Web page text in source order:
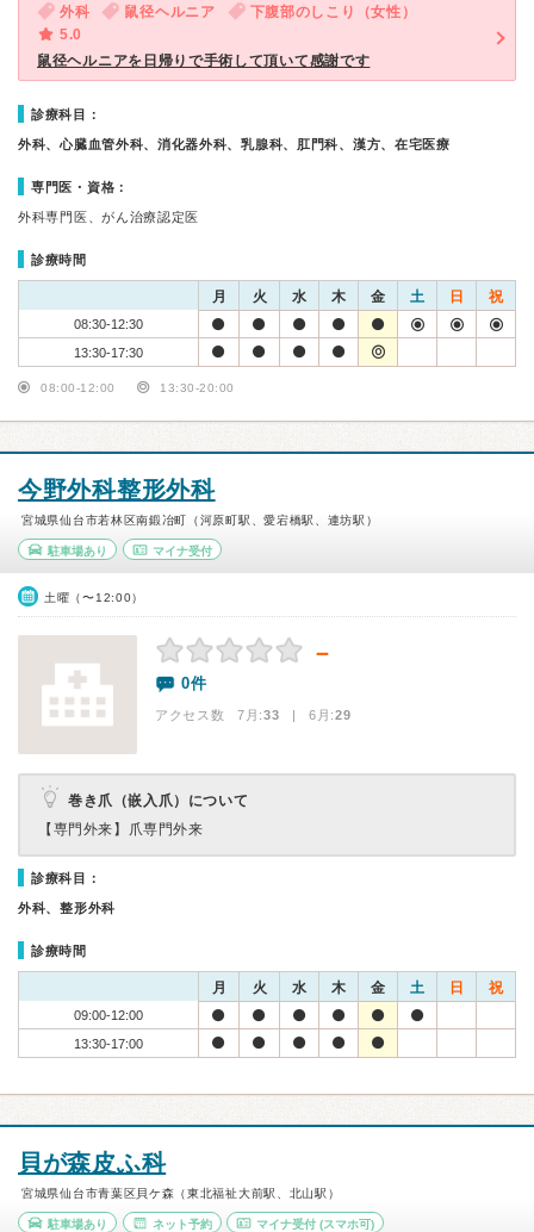
外科 鼠径ヘルニア
下腹部のしこり（女性）
5.0
鼠径ヘルニアを日帰りで手術して頂いて感謝です
診療科目：
外科、心臓血管外科、消化器外科、乳腺科、肛門科、漢方、在宅医療
専門医・資格：
外科専門医、がん治療認定医
診療時間
月 火 水 木 金 土 日 祝
08:30-12:30
13:30-17:30
08:00-12:00 13:30-20:00
今野外科整形外科
宮城県仙台市若林区南鍛冶町（河原町駅、愛宕橋駅、連坊駅）
駐車場あり マイナ受付
土曜（〜12:00）
－
0件
アクセス数 7月:33 | 6月:29
巻き爪（嵌入爪）について
【専門外来】 爪専門外来
診療科目：
外科、整形外科
診療時間
月 火 水 木 金 土 日 祝
09:00-12:00
13:30-17:00
貝が森皮ふ科
宮城県仙台市青葉区貝ケ森（東北福祉大前駅、北山駅）
駐車場あり ネット予約 マイナ受付 (スマホ可)